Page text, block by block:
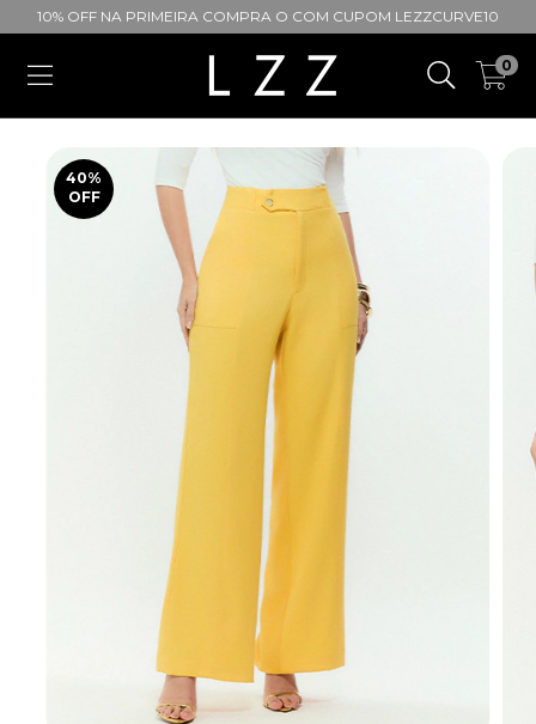
10% OFF NA PRIMEIRA COMPRA O COM CUPOM LEZZCURVE10
0
40%
OFF